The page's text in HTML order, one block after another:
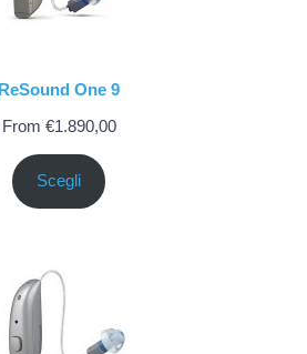
ReSound One 9
From €1.890,00
Scegli